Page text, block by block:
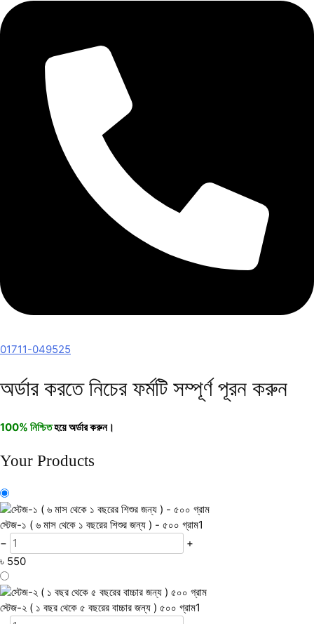
01711-049525
অর্ডার করতে নিচের ফর্মটি সম্পূর্ণ পূরন করুন
100% নিশ্চিতহয়ে অর্ডার করুন।
Your Products
স্টেজ-১ ( ৬ মাস থেকে ১ বছরের শিশুর জন্য ) - ৫০০ গ্রাম1
−
+
৳ 550
স্টেজ-২ ( ১ বছর থেকে ৫ বছরের বাচ্চার জন্য ) ৫০০ গ্রাম1